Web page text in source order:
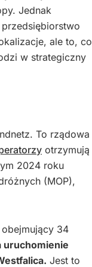
Jednak
ale to, co
w strategiczny
To rządowa
otrzymują
2024 roku
(MOP),
34
uruchomienie
Jest to